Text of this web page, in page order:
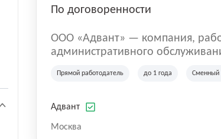
По договоренности
ООО «Адвант» — компания,
административного
юридических лиц и
Прямой работодатель до 1 года Сменный
Адвант
Москва